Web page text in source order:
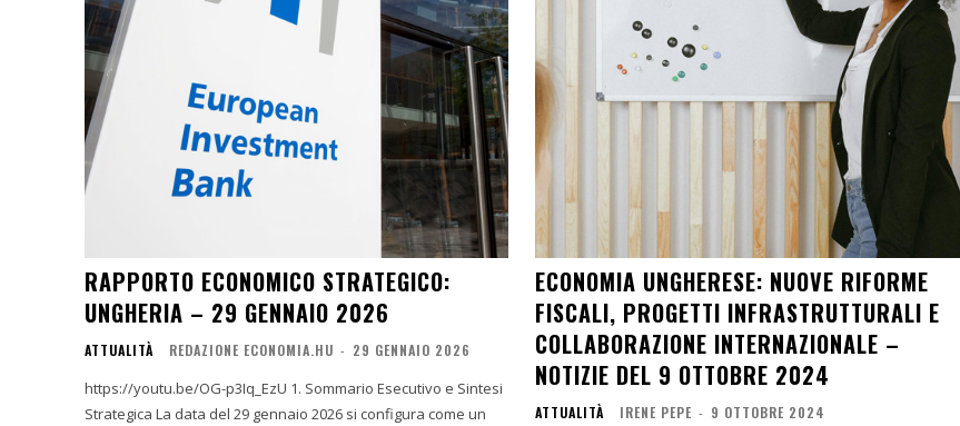
RAPPORTO ECONOMICO STRATEGICO:
UNGHERIA – 29 GENNAIO 2026
ATTUALITÀ REDAZIONE ECONOMIA.HU - 29 GENNAIO 2026
https://youtu.be/OG-p3Iq_EzU 1. Sommario Esecutivo e Sintesi
Strategica La data del 29 gennaio 2026 si configura come un
ECONOMIA UNGHERESE: NUOVE RIFORME
FISCALI, PROGETTI INFRASTRUTTURALI E
COLLABORAZIONE INTERNAZIONALE –
NOTIZIE DEL 9 OTTOBRE 2024
ATTUALITÀ IRENE PEPE - 9 OTTOBRE 2024